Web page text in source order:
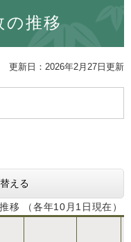
黒
の推移
更新日：2026年2月27日更新
える
移 （各年10月1日現在）